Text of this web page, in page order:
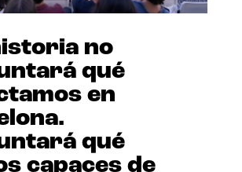
no
qué
en
qué
capaces de